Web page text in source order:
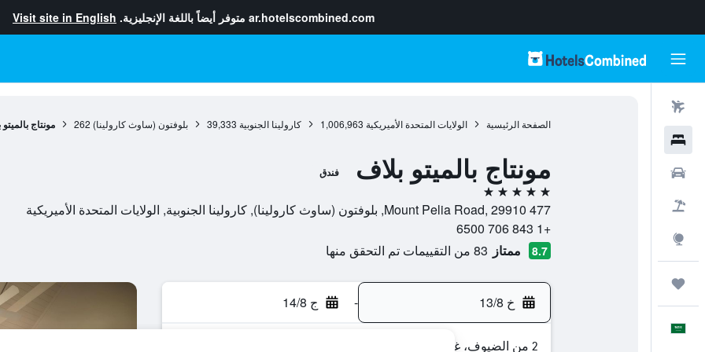
ar.hotelscombined.com متوفر أيضاً باللغة الإنجليزية. Visit site in English
الصفحة الرئيسية الولايات المتحدة الأميريكية 1,006,963 كارولينا الجنوبية 39,333 بلوفتون (ساوث كارولينا) 262 مونتاج
مونتاج بالميتو بلاف فندق
5 نجوم
477 Mount Pelia Road, 29910, بلوفتون (ساوث كارولينا), كارولينا الجنوبية, الولايات المتحدة الأميريكية
+1 843 706 6500
8.7 ممتاز 83 من التقييمات تم التحقق منها
خ 13/8 - ج 14/8
2 من الضيوف، غرفة واحدة